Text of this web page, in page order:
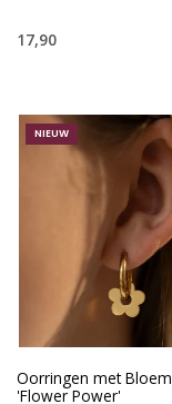
17,90
NIEUW
Oorringen met Bloem
'Flower Power'